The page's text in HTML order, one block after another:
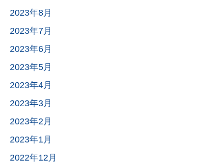
2023年8月
2023年7月
2023年6月
2023年5月
2023年4月
2023年3月
2023年2月
2023年1月
2022年12月